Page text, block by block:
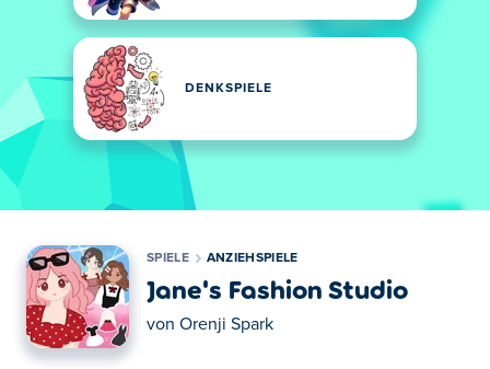
DENKSPIELE
SPIELE ANZIEHSPIELE
Jane's Fashion Studio
von Orenji Spark